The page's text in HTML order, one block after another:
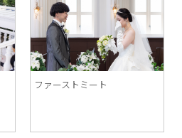
ファーストミート